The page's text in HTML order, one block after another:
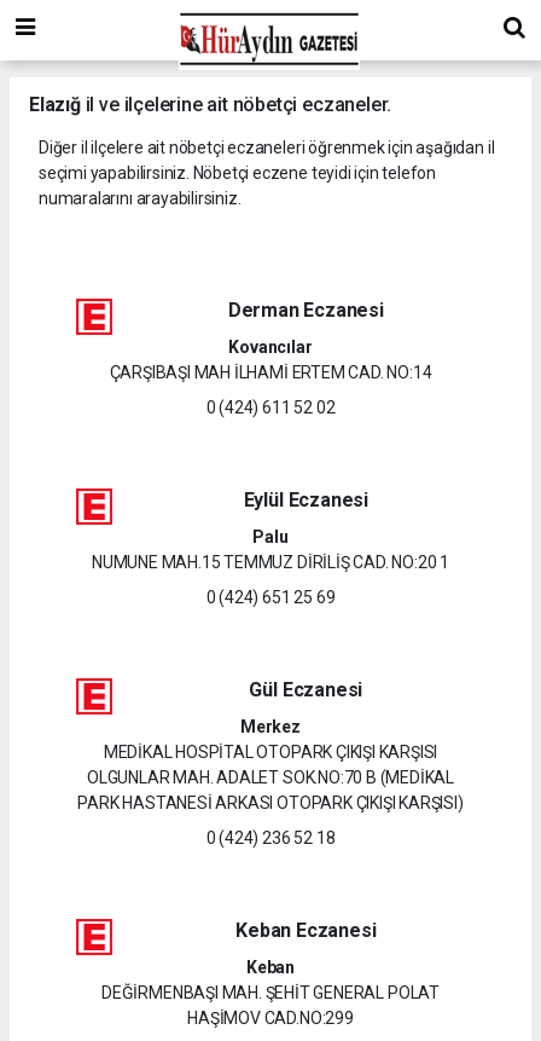
Elazığil ve ilçelerine ait nöbetçi eczaneler.
Diğer il ilçelere ait nöbetçi eczaneleri öğrenmek için aşağıdan il
seçimi yapabilirsiniz. Nöbetçi eczene teyidi için telefon
numaralarını arayabilirsiniz.
Derman Eczanesi
Kovancılar
ÇARŞIBAŞI MAH İLHAMİ ERTEM CAD. NO:14
0 (424) 611 52 02
Eylül Eczanesi
Palu
NUMUNE MAH.15 TEMMUZ DİRİLİŞ CAD. NO:20 1
0 (424) 651 25 69
Gül Eczanesi
Merkez
MEDİKAL HOSPİTAL OTOPARK ÇIKIŞI KARŞISI
OLGUNLAR MAH. ADALET SOK.NO:70 B (MEDİKAL
PARK HASTANESİ ARKASI OTOPARK ÇIKIŞI KARŞISI)
0 (424) 236 52 18
Keban Eczanesi
Keban
DEĞİRMENBAŞI MAH. ŞEHİT GENERAL POLAT
HAŞİMOV CAD.NO:299